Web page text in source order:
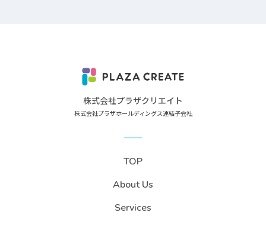
株式会社プラザクリエイト
株式会社プラザホールディングス連結子会社
TOP
About Us
Services